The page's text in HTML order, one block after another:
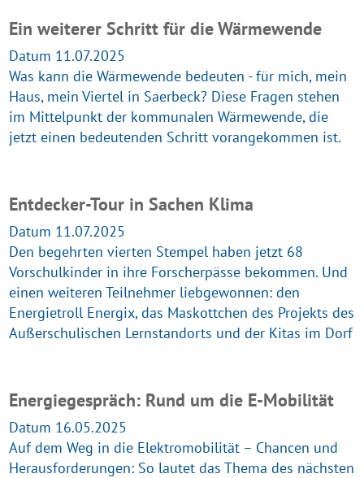
Ein weiterer Schritt für die Wärmewende
Datum 11.07.2025
Was kann die Wärmewende bedeuten - für mich, mein
Haus, mein Viertel in Saerbeck? Diese Fragen stehen
im Mittelpunkt der kommunalen Wärmewende, die
jetzt einen bedeutenden Schritt vorangekommen ist.
Entdecker-Tour in Sachen Klima
Datum 11.07.2025
Den begehrten vierten Stempel haben jetzt 68
Vorschulkinder in ihre Forscherpässe bekommen. Und
einen weiteren Teilnehmer liebgewonnen: den
Energietroll Energix, das Maskottchen des Projekts des
Außerschulischen Lernstandorts und der Kitas im Dorf
Energiegespräch: Rund um die E-Mobilität
Datum 16.05.2025
Auf dem Weg in die Elektromobilität – Chancen und
Herausforderungen: So lautet das Thema des nächsten